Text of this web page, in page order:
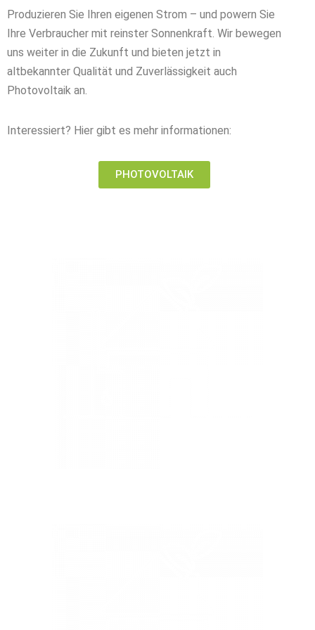
Produzieren Sie Ihren eigenen Strom – und powern Sie
Ihre Verbraucher mit reinster Sonnenkraft. Wir bewegen
uns weiter in die Zukunft und bieten jetzt in
altbekannter Qualität und Zuverlässigkeit auch
Photovoltaik an.
Interessiert? Hier gibt es mehr informationen:
PHOTOVOLTAIK